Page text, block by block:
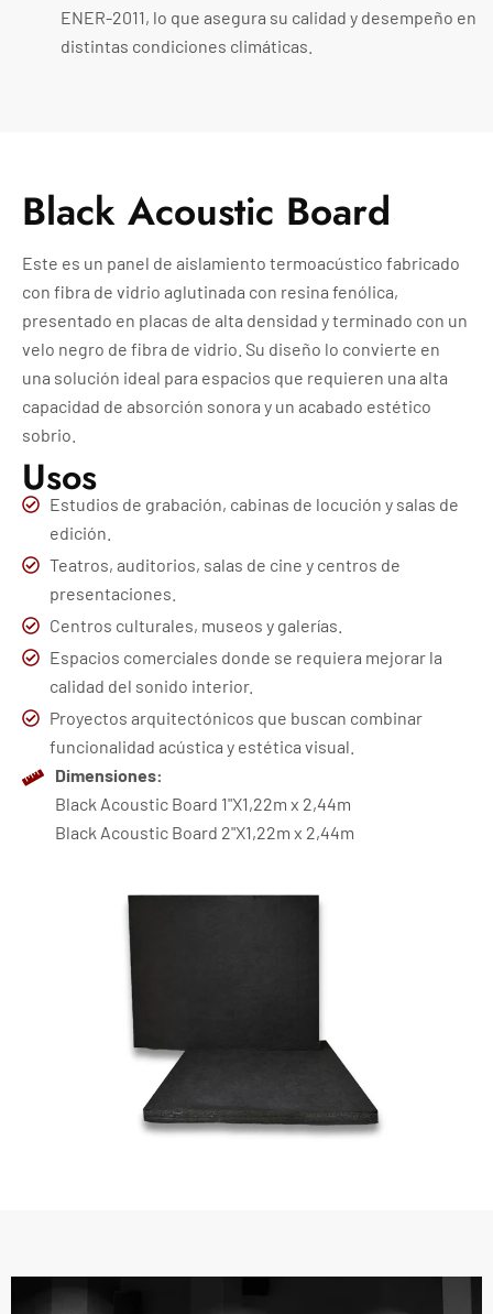
ENER-2011, lo que asegura su calidad y desempeño en
distintas condiciones climáticas.
Black Acoustic Board
Este es un panel de aislamiento termoacústico fabricado
con fibra de vidrio aglutinada con resina fenólica,
presentado en placas de alta densidad y terminado con un
velo negro de fibra de vidrio. Su diseño lo convierte en
una solución ideal para espacios que requieren una alta
capacidad de absorción sonora y un acabado estético
sobrio.
Usos
Estudios de grabación, cabinas de locución y salas de
edición.
Teatros, auditorios, salas de cine y centros de
presentaciones.
Centros culturales, museos y galerías.
Espacios comerciales donde se requiera mejorar la
calidad del sonido interior.
Proyectos arquitectónicos que buscan combinar
funcionalidad acústica y estética visual.
Dimensiones:
Black Acoustic Board 1"X1,22m x 2,44m
Black Acoustic Board 2"X1,22m x 2,44m